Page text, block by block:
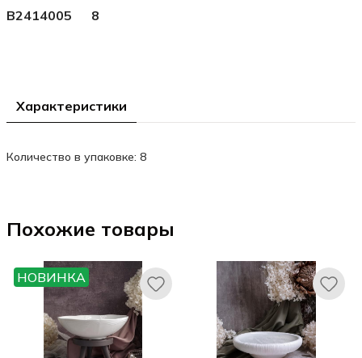
B2414005 8
Характеристики
Количество в упаковке: 8
Похожие товары
НОВИНКА